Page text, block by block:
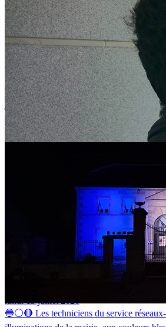
Appel à projets Maîtrise de l’Énergie des
jeudi 16 juillet 2026
MAÎTRISE DE L’ÉNERGIE DES
RÉDUIRE DURABLEMENT LES
d'accompagner les collectivités dans la...
lundi 13 juillet 2026
🔵⚪🔴 Les techniciens du service